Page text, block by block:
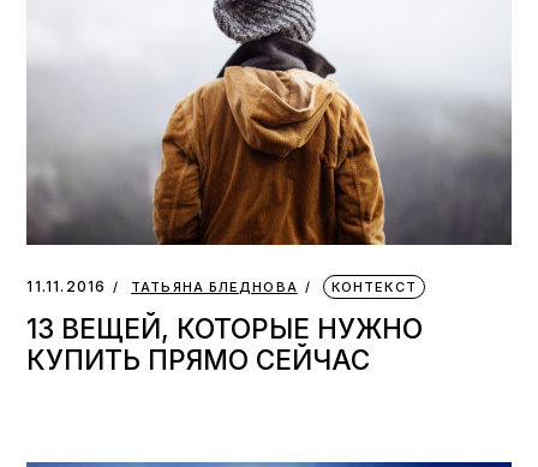
11.11.2016 ТАТЬЯНА БЛЕДНОВА КОНТЕКСТ
13 ВЕЩЕЙ, КОТОРЫЕ НУЖНО
КУПИТЬ ПРЯМО СЕЙЧАС